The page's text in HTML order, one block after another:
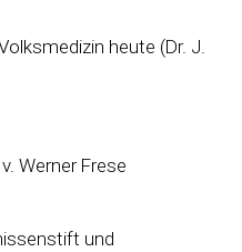
heute (Dr. J.
Werner Frese
und